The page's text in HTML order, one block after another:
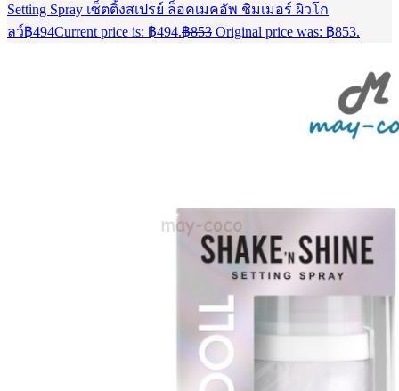
Setting Spray เซ็ตติ้งสเปรย์ ล็อคเมคอัพ ชิมเมอร์ ผิวโก
ลว์฿494Current price is: ฿494.฿853 Original price was: ฿853.